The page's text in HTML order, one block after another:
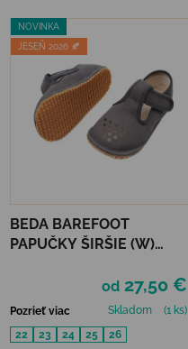
NOVINKA
JESEŇ 2026 🍂
BEDA BAREFOOT
PAPUČKY ŠIRŠIE (W)
od 27,50 €
Pozrieť viac Skladom
(1 ks)
22
23 24 25
26